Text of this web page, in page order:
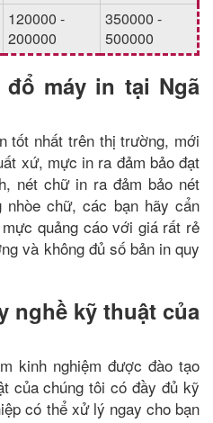
120000 -
200000
350000 -
500000
máy in tại Ngã
tốt nhất trên thị trường, mới
xứ, mực in ra đảm bảo đạt
nét chữ in ra đảm bảo nét
chữ, các bạn hãy cẩn
quảng cáo với giá rất rẻ
và không đủ số bản in quy
nghề kỹ thuật của
kinh nghiệm được đào tạo
của chúng tôi có đầy đủ kỹ
có thể xử lý ngay cho bạn